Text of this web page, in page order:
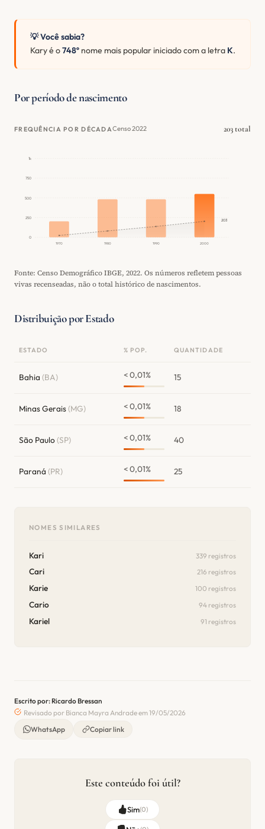
💡 Você sabia?
Kary é o748º nome mais popular iniciado com a letra K.
Por período de nascimento
FREQUÊNCIA POR DÉCADACenso 2022 203 total
0
250
500
750
1k
1970 1980 1990 2000
203
Fonte: Censo Demográfico IBGE, 2022. Os números refletem pessoas
vivas recenseadas, não o total histórico de nascimentos.
Distribuição por Estado
ESTADO % POP. QUANTIDADE
Bahia (BA) < 0,01% 15
Minas Gerais(MG) < 0,01% 18
São Paulo(SP) < 0,01% 40
Paraná (PR) < 0,01% 25
NOMES SIMILARES
Kari 339 registros
Cari 216 registros
Karie 100 registros
Cario 94 registros
Kariel 91 registros
Escrito por: Ricardo Bressan
Revisado por Bianca Mayra Andrade em 19/05/2026
WhatsApp
Copiar link
Este conteúdo foi útil?
Sim(0)